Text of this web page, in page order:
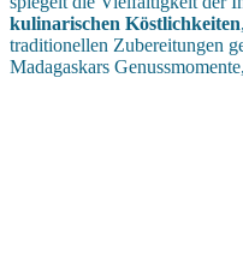
kulinarischen Köstlichkeiten
traditionellen Zubereitungen
Madagaskars